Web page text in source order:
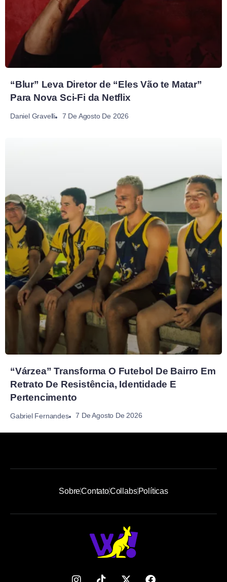
“Blur” Leva Diretor de “Eles Vão te Matar”
Para Nova Sci-Fi da Netflix
Daniel Gravelli 7 De Agosto De 2026
“Várzea” Transforma O Futebol De Bairro Em
Retrato De Resistência, Identidade E
Pertencimento
Gabriel Fernandes 7 De Agosto De 2026
SobreContatoCollabsPolíticas